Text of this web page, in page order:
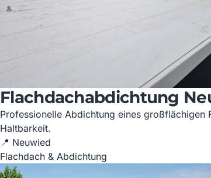
Flachdachabdichtung
Professionelle Abdichtung eines
Haltbarkeit.
📍 Neuwied
Flachdach & Abdichtung